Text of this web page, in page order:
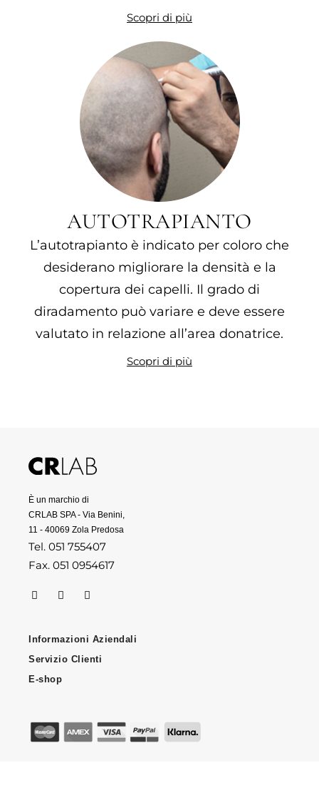
Scopri di più
AUTOTRAPIANTO
L’autotrapianto è indicato per coloro che
desiderano migliorare la densità e la
copertura dei capelli. Il grado di
diradamento può variare e deve essere
valutato in relazione all’area donatrice.
Scopri di più
È un marchio di
CRLAB SPA - Via Benini,
11 - 40069 Zola Predosa
Tel. 051 755407
Fax. 051 0954617
Informazioni Aziendali
Servizio Clienti
E-shop